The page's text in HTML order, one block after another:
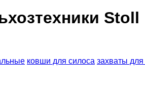
Stoll
ковши для силоса захваты для